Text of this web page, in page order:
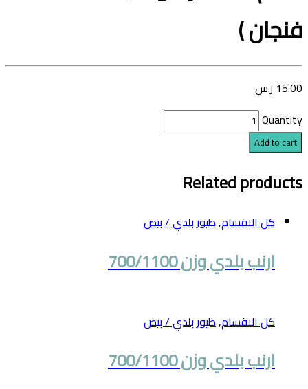
فنجان )
15.00 ر.س
Quantity
Add to cart
Related products
كل الاقسام,طيور بلدي / بيض
ارنب بلدي وزن 700/1100
كل الاقسام,طيور بلدي / بيض
ارنب بلدي وزن 700/1100